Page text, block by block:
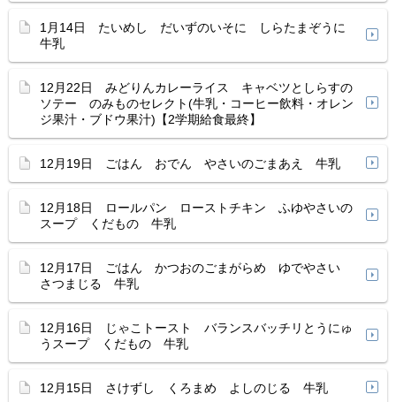
1月14日 たいめし だいずのいそに しらたまぞうに
牛乳
12月22日 みどりんカレーライス キャベツとしらすの
ソテー のみものセレクト(牛乳・コーヒー飲料・オレン
ジ果汁・ブドウ果汁)【2学期給食最終】
12月19日 ごはん おでん やさいのごまあえ 牛乳
12月18日 ロールパン ローストチキン ふゆやさいの
スープ くだもの 牛乳
12月17日 ごはん かつおのごまがらめ ゆでやさい
さつまじる 牛乳
12月16日 じゃこトースト バランスバッチリとうにゅ
うスープ くだもの 牛乳
12月15日 さけずし くろまめ よしのじる 牛乳